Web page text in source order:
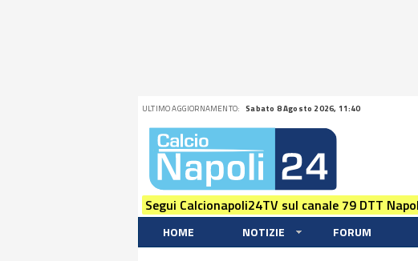
ULTIMO AGGIORNAMENTO: Sabato 8 Agosto 2026, 11:40
Segui Calcionapoli24TV sul canale 79 DTT
HOME NOTIZIE FORUM